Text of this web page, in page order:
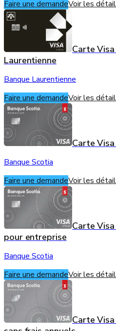
Faire une demandeVoir les
Carte
Laurentienne
Banque Laurentienne
Faire une demandeVoir les
Carte
Banque Scotia
Faire une demandeVoir les
Carte
pour entreprise
Banque Scotia
Faire une demandeVoir les
Carte